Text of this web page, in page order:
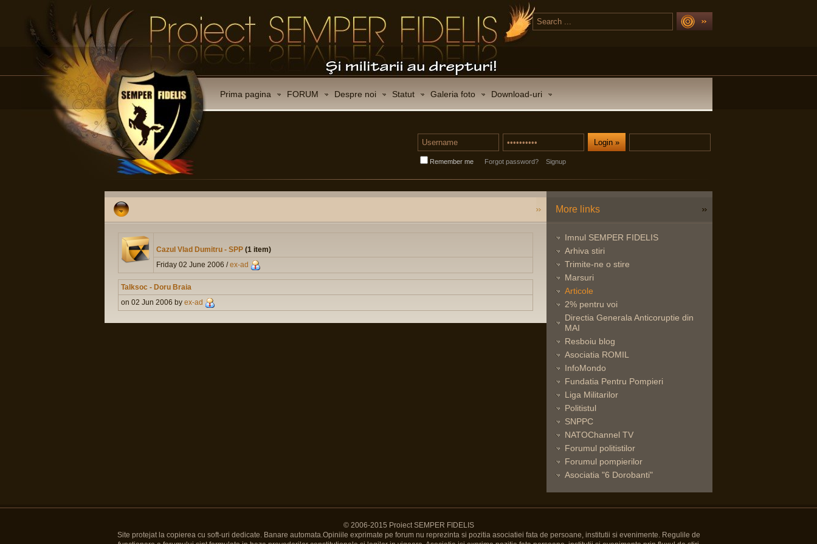
Prima pagina FORUM Despre noi Statut Galeria foto Download-uri
Remember me Forgot password? Signup
Cazul Vlad Dumitru - SPP (1 item)
Friday 02 June 2006 /ex-ad
Talksoc - Doru Braia
on 02 Jun 2006 by ex-ad
More links
Imnul SEMPER FIDELIS
Arhiva stiri
Trimite-ne o stire
Marsuri
Articole
2% pentru voi
Directia Generala Anticoruptie din
MAI
Resboiu blog
Asociatia ROMIL
InfoMondo
Fundatia Pentru Pompieri
Liga Militarilor
Politistul
SNPPC
NATOChannel TV
Forumul politistilor
Forumul pompierilor
Asociatia "6 Dorobanti"
© 2006-2015 Proiect SEMPER FIDELIS
Site protejat la copierea cu soft-uri dedicate. Banare automata.Opiniile exprimate pe forum nu reprezinta si pozitia asociatiei fata de persoane, institutii si evenimente. Regulile de